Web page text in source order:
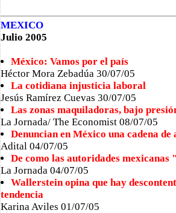
MEXICO
Julio 2005
México: Vamos por el país
Héctor Mora Zebadúa 30/07/05
La cotidiana injusticia laboral
Jesús Ramírez Cuevas 30/07/05
Las zonas maquiladoras, bajo
La Jornada/ The Economist 08/07/05
Denuncian en México una cadena
Adital 04/07/05
De como las autoridades
La Jornada 04/07/05
Wallerstein opina que hay
tendencia
Karina Aviles 01/07/05